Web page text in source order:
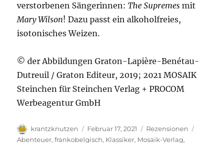
verstorbenen Sängerinnen:The Supremes mit
Mary Wilson! Dazu passt ein alkoholfreies,
isotonisches Weizen.
© der Abbildungen Graton-Lapière-Benétau-
Dutreuil / Graton Editeur, 2019; 2021 MOSAIK
Steinchen für Steinchen Verlag + PROCOM
Werbeagentur GmbH
Autor
krantzknutzen
Veröffentlicht
am
Februar 17, 2021 Kategorien
Rezensionen
Abenteuer,frankobelgisch, Klassiker, Mosaik-Verlag,